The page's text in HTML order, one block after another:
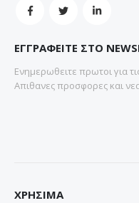
ΕΓΓΡΑΦΕΙΤΕ ΣΤΟ
Ενημερωθειτε πρωτοι για
Απιθανες προσφορες και
ΧΡΗΣΙΜΑ